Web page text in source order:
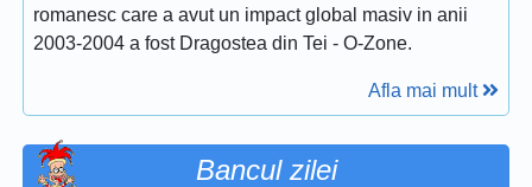
romanesc care a avut un impact global masiv in anii
2003-2004 a fost Dragostea din Tei - O-Zone.
Afla mai mult
Bancul zilei